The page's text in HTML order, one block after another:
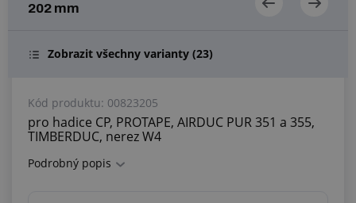
202 mm
Zobrazit všechny varianty (23)
Kód produktu: 00823205
pro hadice CP, PROTAPE, AIRDUC PUR 351 a 355,
TIMBERDUC, nerez W4
Podrobný popis